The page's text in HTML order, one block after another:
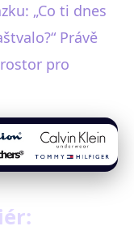
„Co ti dnes
Právě
pro